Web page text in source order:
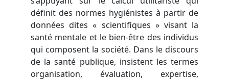
définit des normes hygiénistes à partir de
données dites « scientifiques » visant la
santé mentale et le bien-être des individus
qui composent la société. Dans le discours
de la santé publique, insistent les termes
organisation, évaluation, expertise,